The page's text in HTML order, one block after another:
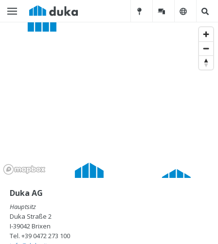
Duka AG
Hauptsitz
Duka Straße 2
I-39042 Brixen
Tel. +39 0472 273 100